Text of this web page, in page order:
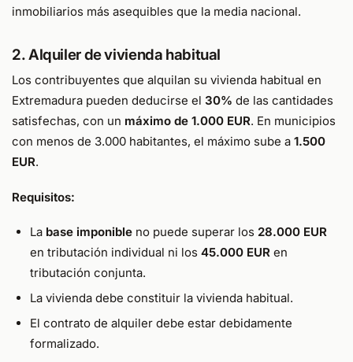
inmobiliarios más asequibles que la media nacional.
2. Alquiler de vivienda habitual
Los contribuyentes que alquilan su vivienda habitual en
Extremadura pueden deducirse el 30% de las cantidades
satisfechas, con un máximo de 1.000 EUR. En municipios
con menos de 3.000 habitantes, el máximo sube a 1.500
EUR.
Requisitos:
La base imponibleno puede superar los 28.000 EUR
en tributación individual ni los 45.000 EURen
tributación conjunta.
La vivienda debe constituir la vivienda habitual.
El contrato de alquiler debe estar debidamente
formalizado.